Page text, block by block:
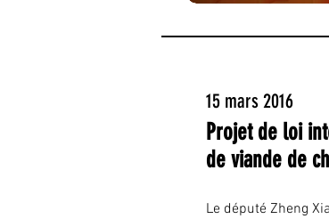
15 mars 2016
Projet de loi
de viande de
Le député Zheng